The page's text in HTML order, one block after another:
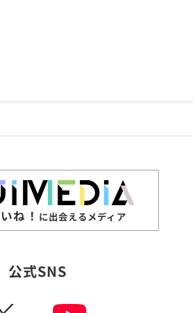
ね！ に出会えるメディア
公式SNS